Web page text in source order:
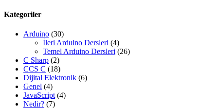
Kategoriler
Arduino (30)
İleri Arduino Dersleri (4)
Temel Arduino Dersleri (26)
C Sharp (2)
CCS C (18)
Dijital Elektronik (6)
Genel (4)
JavaScript (4)
Nedir? (7)